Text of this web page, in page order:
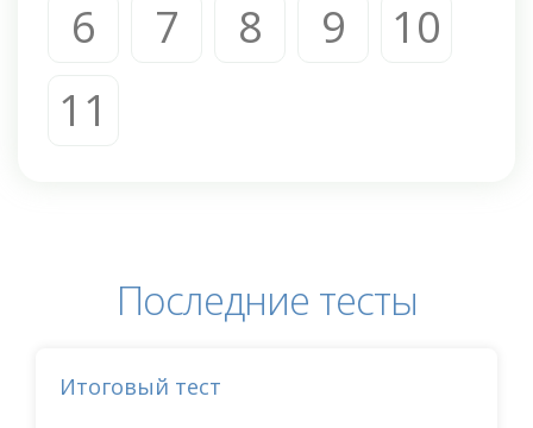
6 7 8 9
10
11
Последние тесты
Итоговый тест